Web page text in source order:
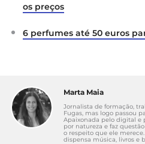
os preços
6 perfumes até 50 euros
Marta Maia
Jornalista de formação,
Fugas, mas logo passou
Apaixonada pelo digital e
por natureza e faz
o respeito que ele
dispensa música, livros e